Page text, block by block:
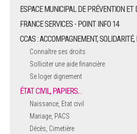
ESPACE MUNICIPAL DE PRÉVENTION ET
FRANCE SERVICES - POINT INFO 14
CCAS : ACCOMPAGNEMENT, SOLIDARITÉ,
Connaître ses droits
Solliciter une aide financière
Se loger dignement
ÉTAT CIVIL, PAPIERS…
Naissance, Etat civil
Mariage, PACS
Décès, Cimetière